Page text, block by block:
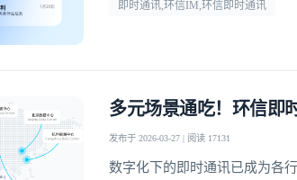
即时通讯,环信IM,环信即时通讯
多元场景通吃！环信即
发布于 2026-03-27 | 阅读 17131
数字化下的即时通讯已成为各